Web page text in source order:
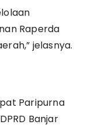
Raperda
jelasnya.
Paripurna
Banjar